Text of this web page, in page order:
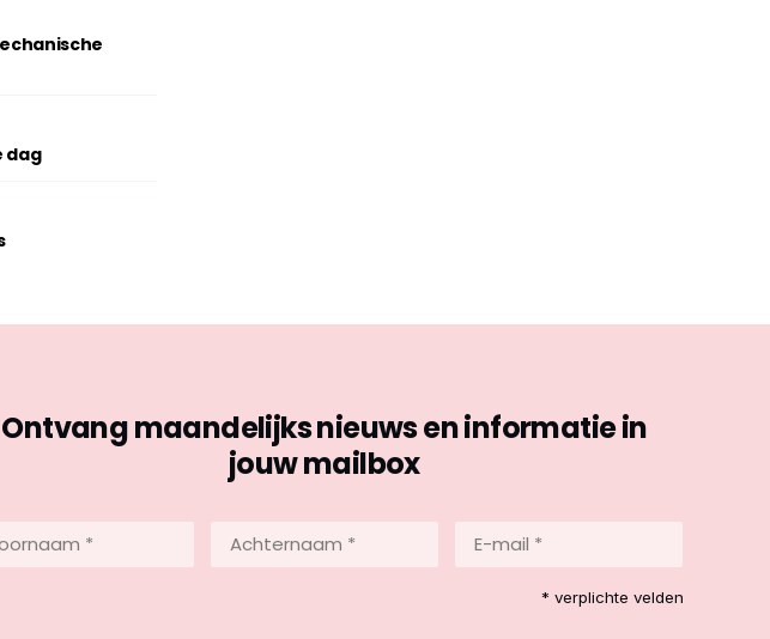
dag
Ontvang maandelijks nieuws en informatie in
jouw mailbox
Achternaam
mail
* verplichte velden